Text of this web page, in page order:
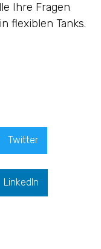
Ihre Fragen
flexiblen Tanks.
Twitter
LinkedIn